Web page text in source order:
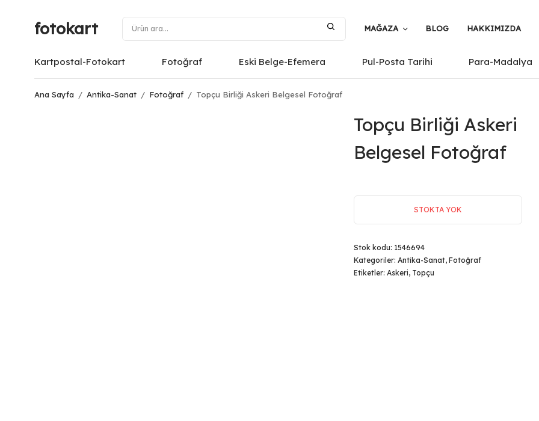
fotokart MAĞAZA BLOG HAKKIMIZDA
Kartpostal-Fotokart Fotoğraf Eski Belge-Efemera Pul-Posta Tarihi Para-Madalya
Ana Sayfa / Antika-Sanat / Fotoğraf / Topçu Birliği Askeri Belgesel Fotoğraf
Topçu Birliği Askeri
Belgesel Fotoğraf
STOKTA YOK
Stok kodu: 1546694
Kategoriler: Antika-Sanat, Fotoğraf
Etiketler: Askeri, Topçu